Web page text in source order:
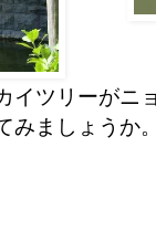
イツリーが
みましょうか